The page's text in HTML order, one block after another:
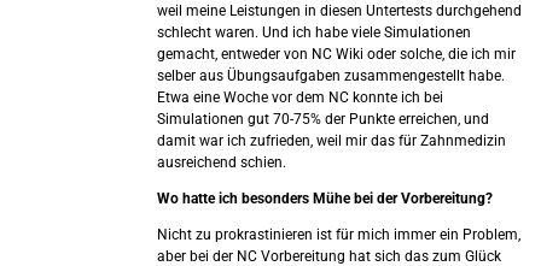
weil meine Leistungen in diesen Untertests durchgehend
schlecht waren. Und ich habe viele Simulationen
gemacht, entweder von NC Wiki oder solche, die ich mir
selber aus Übungsaufgaben zusammengestellt habe.
Etwa eine Woche vor dem NC konnte ich bei
Simulationen gut 70-75% der Punkte erreichen, und
damit war ich zufrieden, weil mir das für Zahnmedizin
ausreichend schien.
Wo hatte ich besonders Mühe bei der Vorbereitung?
Nicht zu prokrastinieren ist für mich immer ein Problem,
aber bei der NC Vorbereitung hat sich das zum Glück